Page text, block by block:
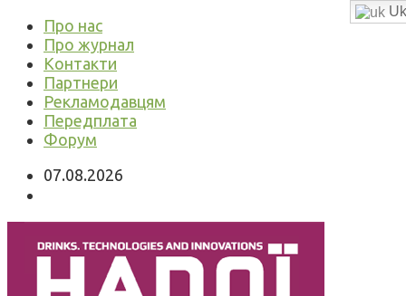
Про нас
Про журнал
Контакти
Партнери
Рекламодавцям
Передплата
Форум
07.08.2026